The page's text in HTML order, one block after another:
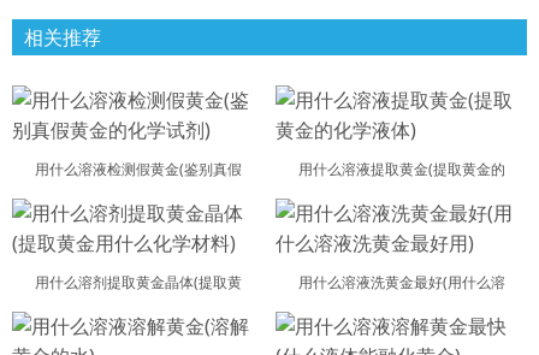
相关推荐
用什么溶液检测假黄金(鉴别真假 用什么溶液提取黄金(提取黄金的
用什么溶剂提取黄金晶体(提取黄 用什么溶液洗黄金最好(用什么溶